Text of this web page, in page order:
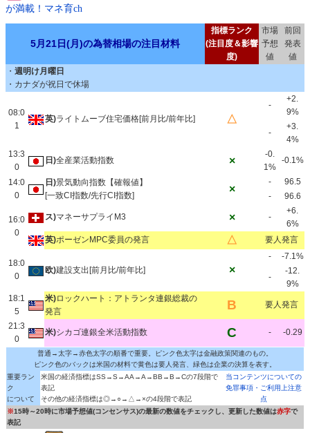
が満載！マネ育ch
5月21日(月)の為替相場の注目材料
指標ランク
(注目度＆影響
度)
市場
予想
値
前回
発表
値
・ 週明け月曜日
・カナダが祝日で休場
08:0
1
英)ライトムーブ住宅価格[前月比/前年比] △
-
+2.
9%
-
+3.
4%
13:3
0
日)全産業活動指数 ×
-0.
1%
-0.1%
14:0
0
日)景気動向指数【確報値】
[一致CI指数/先行CI指数]
×
-
96.5
-
96.6
16:0
0
ス)マネーサプライM3 × -
+6.
6%
英)ポーゼンMPC委員の発言 △ 要人発言
18:0
0
欧)建設支出[前月比/前年比] ×
- -7.1%
-
-12.
9%
18:1
5
米)ロックハート：アトランタ連銀総裁の
発言
B 要人発言
21:3
0
米)シカゴ連銀全米活動指数 C - -0.29
普通→太字→赤色太字の順番で重要。ピンク色太字は金融政策関連のもの。
ピンク色のバックは米国の材料で黄色は要人発言、緑色は企業の決算を表す。
重要ラン
ク
について
米国の経済指標はSS→S→AA→A→BB→B→Cの7段階で
表記
その他の経済指標は◎→○→△→×の4段階で表記
当コンテンツについての
免罪事項・ご利用上注意
点
※15時～20時に市場予想値(コンセンサス)の最新の数値をチェックし、更新した数値は赤字で
表記